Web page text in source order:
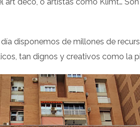
disponemos de millones de
tan dignos y creativos como la